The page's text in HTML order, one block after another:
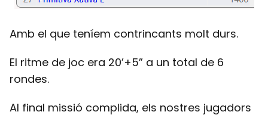
Amb el que teníem contrincants molt durs.
El ritme de joc era 20’+5” a un total de 6
rondes.
Al final missió complida, els nostres jugadors